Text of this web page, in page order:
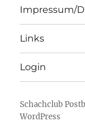
Impressum/
Links
Login
Schachclub
WordPress